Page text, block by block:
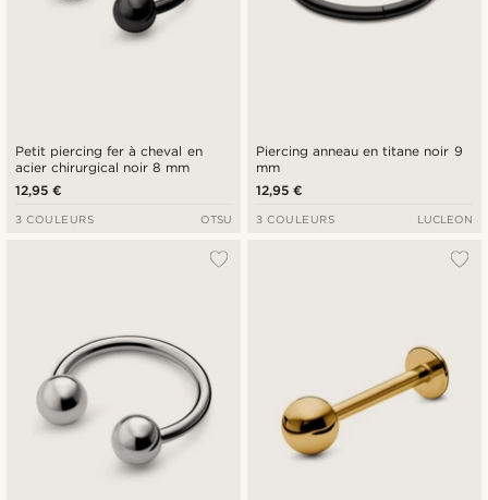
Petit piercing fer à cheval en
acier chirurgical noir 8 mm
12,95 €
3 COULEURS OTSU
Piercing anneau en titane noir 9
mm
12,95 €
3 COULEURS LUCLEON